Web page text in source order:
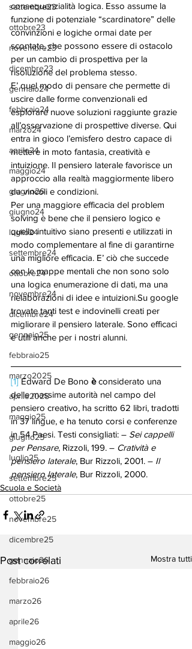
settembre23
ottobre23
novembre23
dicembre23
gennaio24
febbraio24
marzo24
aprile24
maggio24
giugno26
giugno24
luglio24
settembre24
ottobre24
novembre24
dicembre24
gennaio25
febbraio25
marzo2025
aprile2025
maggio25
giugno25
luglio25
settembre25
ottobre25
novembre25
dicembre25
gennaio26
febbraio26
marzo26
aprile26
maggio26
consequenzialità logica. Esso assume la
funzione di potenziale “scardinatore” delle
convinzioni e logiche ormai date per
scontate, che possono essere di ostacolo
per un cambio di prospettiva per la
risoluzione del problema stesso.
E’ quel modo di pensare che permette di
uscire dalle forme convenzionali ed
esplorare nuove soluzioni raggiunte grazie
all’osservazione di prospettive diverse. Qui
entra in gioco l’emisfero destro capace di
mettere in moto fantasia, creatività e
intuizione. Il pensiero laterale favorisce un
approccio alla realtà maggiormente libero
da vincoli e condizioni.
Per una maggiore efficacia del problem
solving è bene che il pensiero logico e
quello intuitivo siano presenti e utilizzati in
modo complementare al fine di garantirne
una migliore efficacia. E’ ciò che succede
con le mappe mentali che non sono solo
una logica enumerazione di dati, ma una
rielaborazioni di idee e intuizioni.Su google
trovate tanti test e indovinelli creati per
migliorare il pensiero laterale. Sono efficaci
e utili anche per i nostri alunni.
[1] Edward De Bono è considerato una
delle massime autorità nel campo del
pensiero creativo, ha scritto 62 libri, tradotti
in 37 lingue, e ha tenuto corsi e conferenze
in 54 Paesi. Testi consigliati: – Sei cappelli
per Pensare, Rizzoli, 199. – Cratività e
pensiero laterale, Bur Rizzoli, 2001. – Il
pensiero laterale, Bur Rizzoli, 2000.
Scuola e Società
Post correlati Mostra tutti